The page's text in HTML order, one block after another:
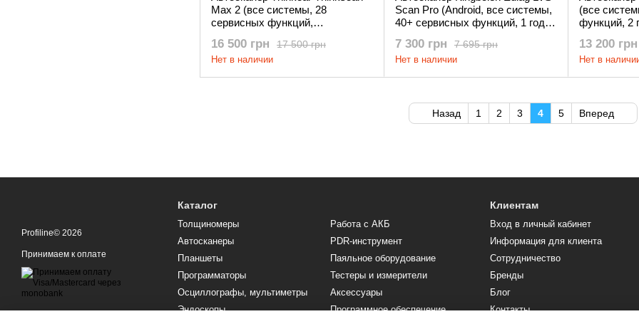
Max 2 (все системы, 28
сервисных функций,
FD)
17 500 грн
16 500 грн
Нет в наличии
Scan Pro (Android, все системы,
40+ сервисных функций, 1 год
тесты, программирование)
7 695 грн
7 300 грн
Нет в наличии
(все
функций, 2
13 200 грн
Нет в
Назад 1 2 3 4 5 Вперед
Profiline© 2026
Принимаем к оплате
Каталог
Толщиномеры
Автосканеры
Планшеты
Программаторы
Осциллографы, мультиметры
Эндоскопы
Работа с АКБ
PDR-инструмент
Паяльное оборудование
Тестеры и измерители
Аксессуары
Программное обеспечение,
Клиентам
Вход в личный кабинет
Информация для клиента
Сотрудничество
Бренды
Блог
Контакты